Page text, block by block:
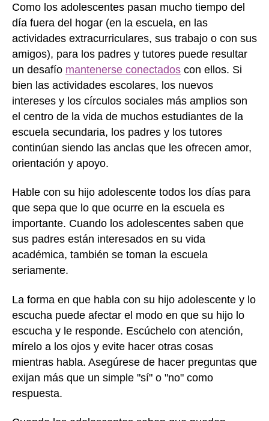
Como los adolescentes pasan mucho tiempo del
día fuera del hogar (en la escuela, en las
actividades extracurriculares, sus trabajo o con sus
amigos), para los padres y tutores puede resultar
un desafío mantenerse conectados con ellos. Si
bien las actividades escolares, los nuevos
intereses y los círculos sociales más amplios son
el centro de la vida de muchos estudiantes de la
escuela secundaria, los padres y los tutores
continúan siendo las anclas que les ofrecen amor,
orientación y apoyo.
Hable con su hijo adolescente todos los días para
que sepa que lo que ocurre en la escuela es
importante. Cuando los adolescentes saben que
sus padres están interesados en su vida
académica, también se toman la escuela
seriamente.
La forma en que habla con su hijo adolescente y lo
escucha puede afectar el modo en que su hijo lo
escucha y le responde. Escúchelo con atención,
mírelo a los ojos y evite hacer otras cosas
mientras habla. Asegúrese de hacer preguntas que
exijan más que un simple "sí" o "no" como
respuesta.